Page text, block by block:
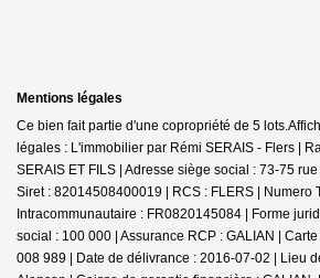
Mentions légales
Ce bien fait partie d'une copropriété de 5
légales : L'immobilier par Rémi SERAIS - Flers |
SERAIS ET FILS | Adresse siège social : 73-75
Siret : 82014508400019 | RCS : FLERS | Numero
Intracommunautaire : FR0820145084 | Forme
social : 100 000 | Assurance RCP : GALIAN |
008 989 | Date de délivrance : 2016-07-02 | Lieu